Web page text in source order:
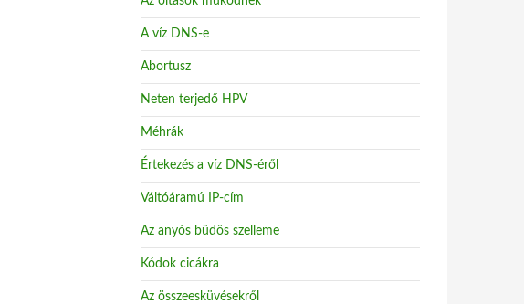
A víz DNS-e
Abortusz
Neten terjedő HPV
Méhrák
Értekezés a víz DNS-éről
Váltóáramú IP-cím
Az anyós büdös szelleme
Kódok cicákra
Az összeesküvésekről